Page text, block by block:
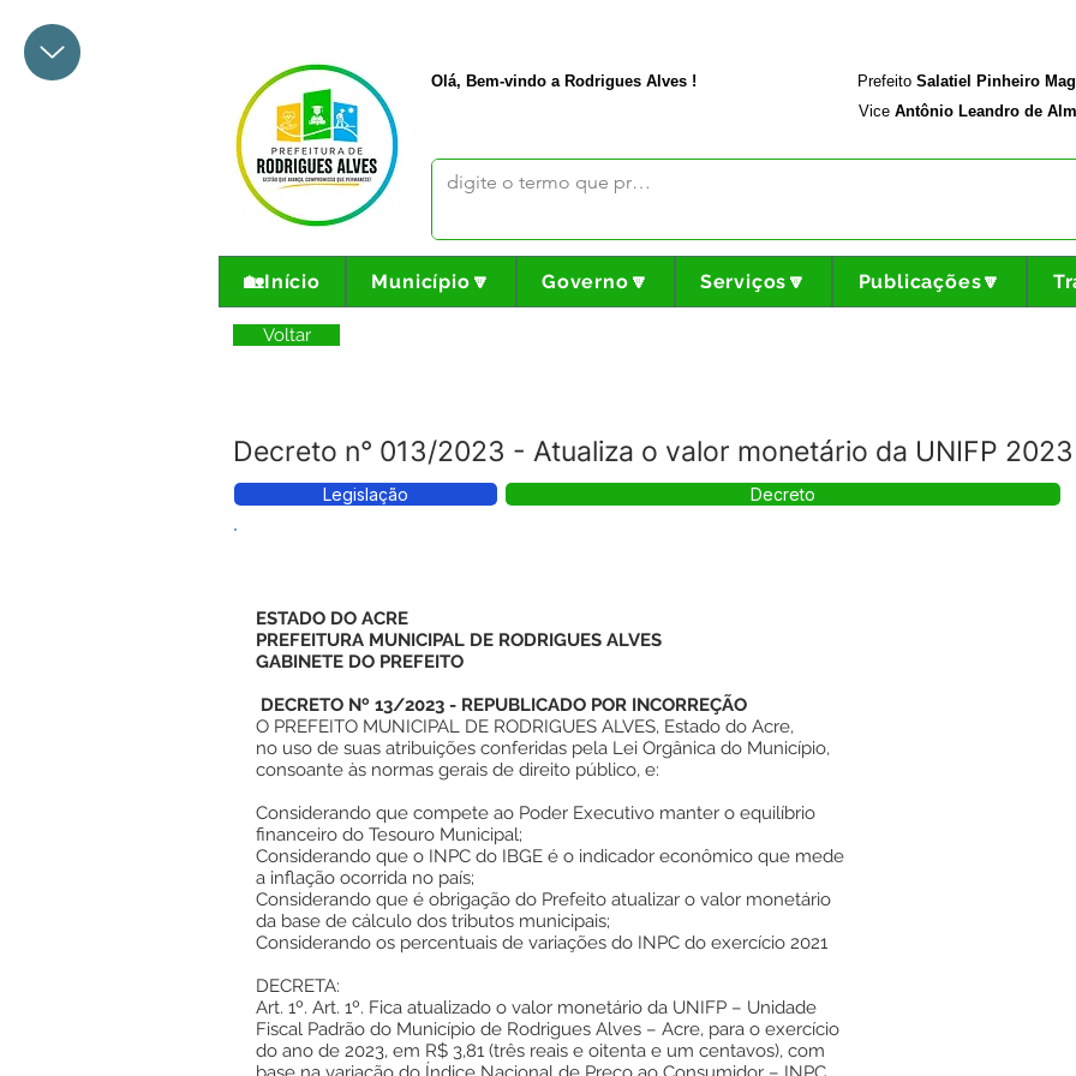
Olá, Bem-vindo a Rodrigues Alves ! Prefeito Salatiel Pinheiro
Vice Antônio Leandro de
🏡Início Município🔽 Governo🔽 Serviços🔽 Publicações🔽
Voltar
Decreto n° 013/2023 - Atualiza o valor monetário da UNIFP 2023
Legislação Decreto
ESTADO DO ACRE
PREFEITURA MUNICIPAL DE RODRIGUES ALVES
GABINETE DO PREFEITO
DECRETO Nº 13/2023 - REPUBLICADO POR INCORREÇÃO
O PREFEITO MUNICIPAL DE RODRIGUES ALVES, Estado do Acre,
no uso de suas atribuições conferidas pela Lei Orgânica do Município,
consoante às normas gerais de direito público, e:
Considerando que compete ao Poder Executivo manter o equilíbrio
financeiro do Tesouro Municipal;
Considerando que o INPC do IBGE é o indicador econômico que mede
a inflação ocorrida no país;
Considerando que é obrigação do Prefeito atualizar o valor monetário
da base de cálculo dos tributos municipais;
Considerando os percentuais de variações do INPC do exercício 2021
DECRETA:
Art. 1º. Art. 1º. Fica atualizado o valor monetário da UNIFP – Unidade
Fiscal Padrão do Município de Rodrigues Alves – Acre, para o exercício
do ano de 2023, em R$ 3,81 (três reais e oitenta e um centavos), com